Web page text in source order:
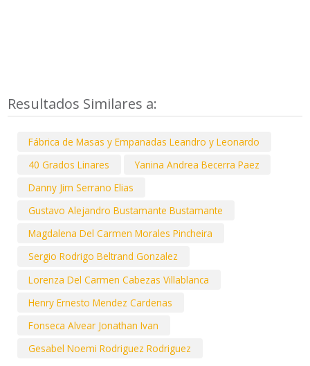
Resultados Similares a:
Fábrica de Masas y Empanadas Leandro y Leonardo
40 Grados Linares
Yanina Andrea Becerra Paez
Danny Jim Serrano Elias
Gustavo Alejandro Bustamante Bustamante
Magdalena Del Carmen Morales Pincheira
Sergio Rodrigo Beltrand Gonzalez
Lorenza Del Carmen Cabezas Villablanca
Henry Ernesto Mendez Cardenas
Fonseca Alvear Jonathan Ivan
Gesabel Noemi Rodriguez Rodriguez